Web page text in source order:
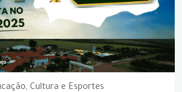
Cultura e Esportes